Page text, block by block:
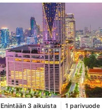
Enintään 3 aikuista
1 parivuode